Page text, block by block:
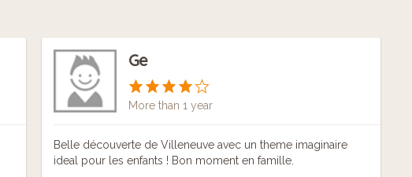
Ge
More than 1 year
Belle découverte de Villeneuve avec un theme imaginaire
ideal pour les enfants ! Bon moment en famille.